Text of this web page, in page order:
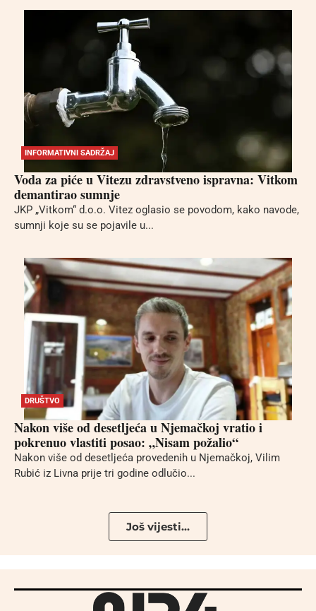
INFORMATIVNI SADRŽAJ
Voda za piće u Vitezu zdravstveno ispravna: Vitkom
demantirao sumnje
JKP „Vitkom“ d.o.o. Vitez oglasio se povodom, kako navode,
sumnji koje su se pojavile u...
DRUŠTVO
Nakon više od desetljeća u Njemačkoj vratio i
pokrenuo vlastiti posao: „Nisam požalio“
Nakon više od desetljeća provedenih u Njemačkoj, Vilim
Rubić iz Livna prije tri godine odlučio...
Još vijesti...